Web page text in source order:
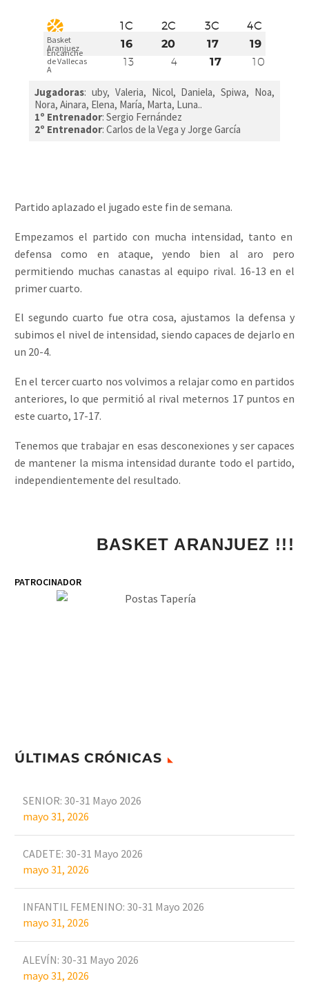
1C 2C 3C 4C
Basket
Aranjuez
16 20 17 19
Encanche
de Vallecas
A
13 4 17 10
Jugadoras: uby, Valeria, Nicol, Daniela, Spiwa, Noa,
Nora, Ainara, Elena, María, Marta, Luna..
1º Entrenador: Sergio Fernández
2º Entrenador: Carlos de la Vega y Jorge García
Partido aplazado el jugado este fin de semana.
Empezamos el partido con mucha intensidad, tanto en
defensa como en ataque, yendo bien al aro pero
permitiendo muchas canastas al equipo rival. 16-13 en el
primer cuarto.
El segundo cuarto fue otra cosa, ajustamos la defensa y
subimos el nivel de intensidad, siendo capaces de dejarlo en
un 20-4.
En el tercer cuarto nos volvimos a relajar como en partidos
anteriores, lo que permitió al rival meternos 17 puntos en
este cuarto, 17-17.
Tenemos que trabajar en esas desconexiones y ser capaces
de mantener la misma intensidad durante todo el partido,
independientemente del resultado.
¡¡¡ 1, 2, 3...
PATROCINADOR
ÚLTIMAS CRÓNICAS
SENIOR: 30-31 Mayo 2026
mayo 31, 2026
CADETE: 30-31 Mayo 2026
mayo 31, 2026
INFANTIL FEMENINO: 30-31 Mayo 2026
mayo 31, 2026
ALEVÍN: 30-31 Mayo 2026
mayo 31, 2026